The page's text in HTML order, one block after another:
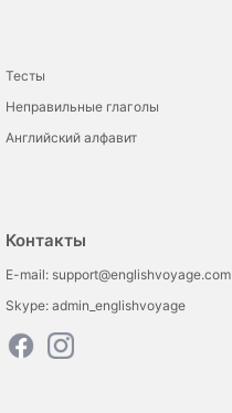
Тесты
Неправильные глаголы
Английский алфавит
Контакты
E-mail: support@englishvoyage.com
Skype: admin_englishvoyage